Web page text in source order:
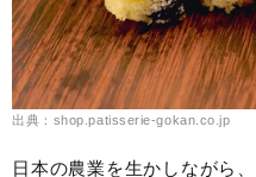
出典：shop.patisserie-gokan.co.jp
日本の農業を生かしながら、